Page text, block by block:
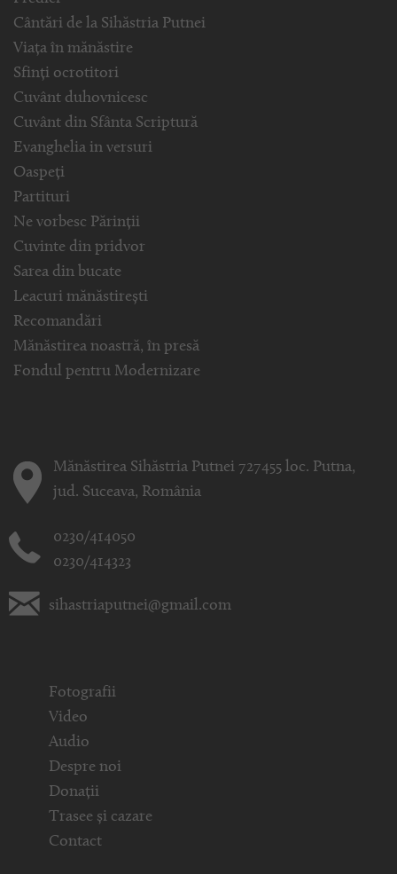
Cântări de la Sihăstria Putnei
Viața în mănăstire
Sfinți ocrotitori
Cuvânt duhovnicesc
Cuvânt din Sfânta Scriptură
Evanghelia in versuri
Oaspeți
Partituri
Ne vorbesc Părinții
Cuvinte din pridvor
Sarea din bucate
Leacuri mănăstirești
Recomandări
Mănăstirea noastră, în presă
Fondul pentru Modernizare
Mănăstirea Sihăstria Putnei 727455 loc. Putna,
jud. Suceava, România
0230/414050
0230/414323
sihastriaputnei@gmail.com
Fotografii
Video
Audio
Despre noi
Donații
Trasee și cazare
Contact